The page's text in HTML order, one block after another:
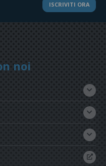
ISCRIVITI ORA
noi